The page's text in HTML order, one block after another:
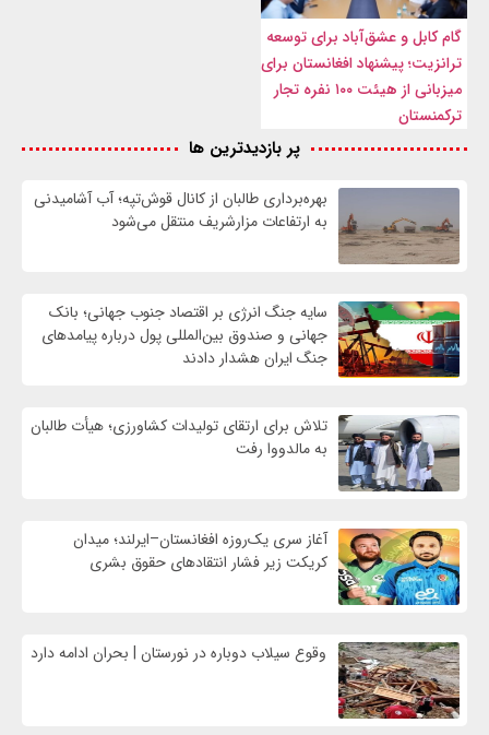
گام کابل و عشق‌آباد برای توسعه
ترانزیت؛ پیشنهاد افغانستان برای
میزبانی از هیئت ۱۰۰ نفره تجار
ترکمنستان
پر بازدیدترین ها
بهره‌برداری طالبان از کانال قوش‌تپه؛ آب آشامیدنی
به ارتفاعات مزارشریف منتقل می‌شود
سایه جنگ انرژی بر اقتصاد جنوب جهانی؛ بانک
جهانی و صندوق بین‌المللی پول درباره پیامدهای
جنگ ایران هشدار دادند
تلاش برای ارتقای تولیدات کشاورزی؛ هیأت طالبان
به مالدووا رفت
آغاز سری یک‌روزه افغانستان–ایرلند؛ میدان
کریکت زیر فشار انتقادهای حقوق بشری
وقوع سیلاب دوباره در نورستان | بحران ادامه دارد